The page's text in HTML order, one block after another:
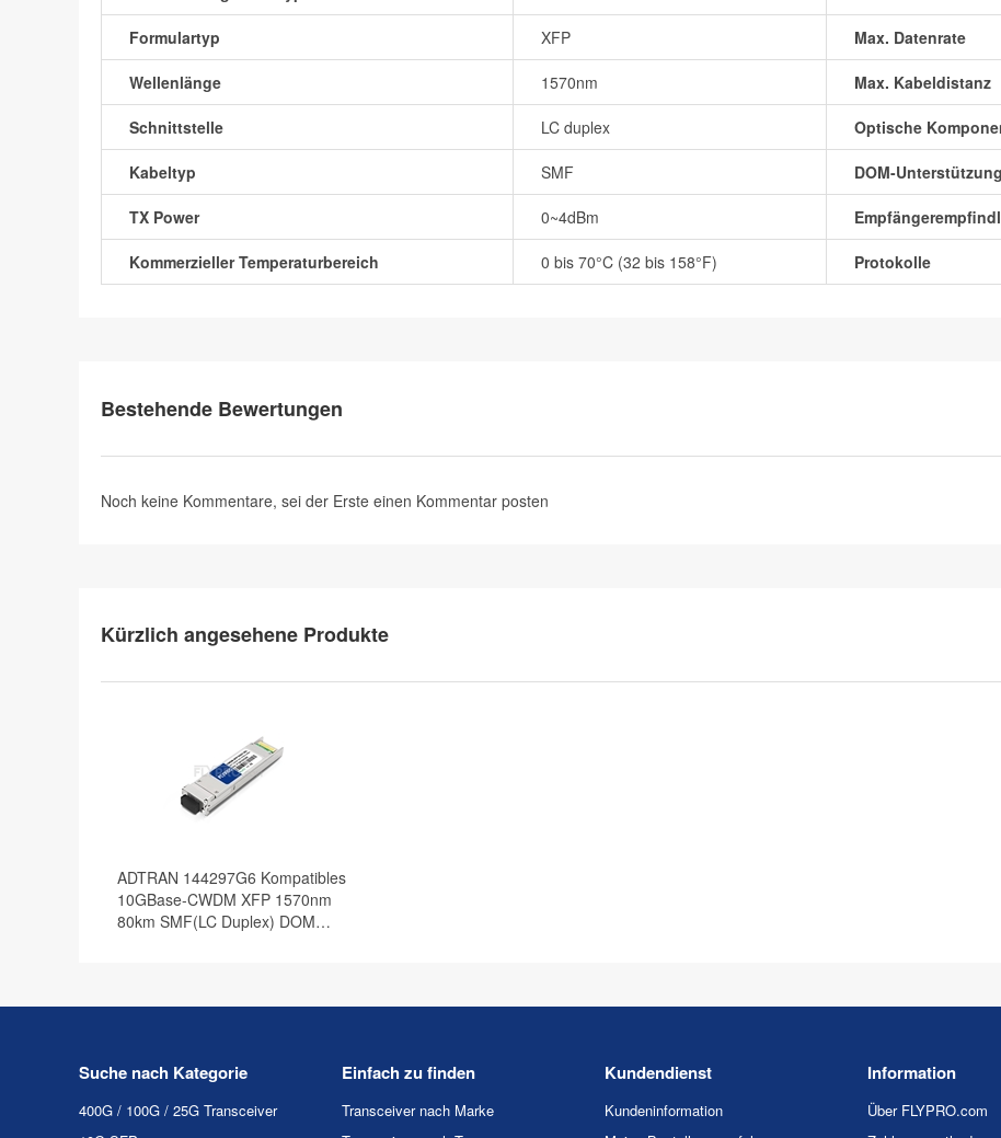
Formulartyp XFP Max. Datenrate
Wellenlänge 1570nm Max. Kabeldistanz
Schnittstelle LC duplex Optische
Kabeltyp SMF DOM-Unterstützung
TX Power 0~4dBm
Kommerzieller Temperaturbereich 0 bis 70°C (32 bis 158°F) Protokolle
Bestehende Bewertungen
Noch keine Kommentare, sei der Erste einen Kommentar posten
Kürzlich angesehene Produkte
ADTRAN 144297G6 Kompatibles
10GBase-CWDM XFP 1570nm
80km SMF(LC Duplex) DOM
Suche nach Kategorie
400G / 100G / 25G Transceiver
Einfach zu finden
Transceiver nach Marke
Kundendienst
Kundeninformation
Information
Über FLYPRO.com